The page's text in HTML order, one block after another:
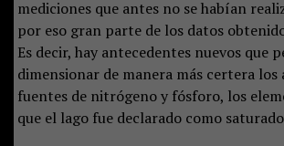
mediciones que antes no se habían
por eso gran parte de los datos
Es decir, hay antecedentes nuevos que
dimensionar de manera más certera los
fuentes de nitrógeno y fósforo, los
que el lago fue declarado como